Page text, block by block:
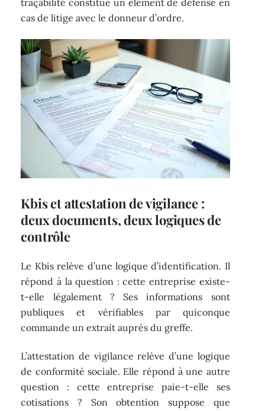
traçabilité constitue un élément de défense en
cas de litige avec le donneur d’ordre.
Kbis et attestation de vigilance :
deux documents, deux logiques de
contrôle
Le Kbis relève d’une logique d’identification. Il
répond à la question : cette entreprise existe-
t-elle légalement ? Ses informations sont
publiques et vérifiables par quiconque
commande un extrait auprès du greffe.
L’attestation de vigilance relève d’une logique
de conformité sociale. Elle répond à une autre
question : cette entreprise paie-t-elle ses
cotisations ? Son obtention suppose que